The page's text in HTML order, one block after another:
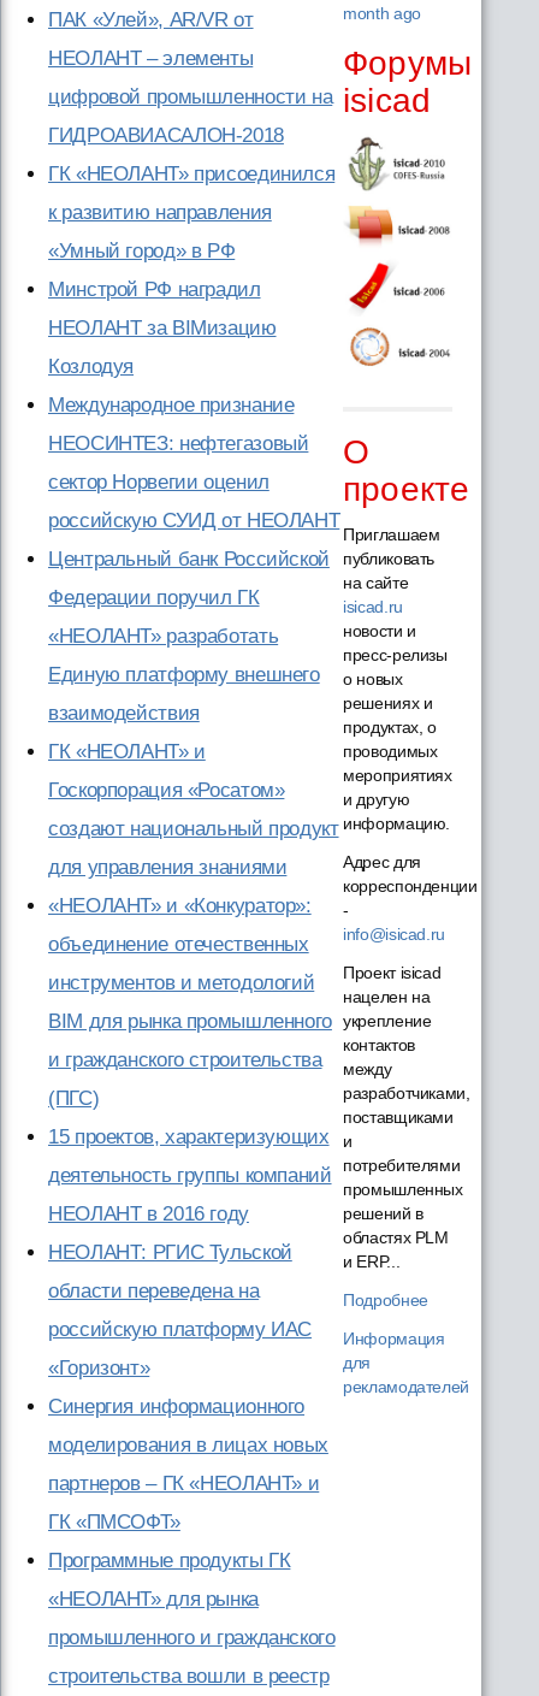
ПАК «Улей», AR/VR от
НЕОЛАНТ – элементы
цифровой промышленности на
ГИДРОАВИАСАЛОН-2018
ГК «НЕОЛАНТ» присоединился
к развитию направления
«Умный город» в РФ
Минстрой РФ наградил
НЕОЛАНТ за BIMизацию
Козлодуя
Международное признание
НЕОСИНТЕЗ: нефтегазовый
сектор Норвегии оценил
российскую СУИД от НЕОЛАНТ
Центральный банк Российской
Федерации поручил ГК
«НЕОЛАНТ» разработать
Единую платформу внешнего
взаимодействия
ГК «НЕОЛАНТ» и
Госкорпорация «Росатом»
создают национальный продукт
для управления знаниями
«НЕОЛАНТ» и «Конкуратор»:
объединение отечественных
инструментов и методологий
BIM для рынка промышленного
и гражданского строительства
(ПГС)
15 проектов, характеризующих
деятельность группы компаний
НЕОЛАНТ в 2016 году
НЕОЛАНТ: РГИС Тульской
области переведена на
российскую платформу ИАС
«Горизонт»
Синергия информационного
моделирования в лицах новых
партнеров – ГК «НЕОЛАНТ» и
ГК «ПМСОФТ»
Программные продукты ГК
«НЕОЛАНТ» для рынка
промышленного и гражданского
строительства вошли в реестр
month ago
Форумы
isicad
О
проекте
Приглашаем
публиковать
на сайте
isicad.ru
новости и
пресс-релизы
о новых
решениях и
продуктах, о
проводимых
мероприятиях
и другую
информацию.
Адрес для
корреспонденции
-
info@isicad.ru
Проект isicad
нацелен на
укрепление
контактов
между
разработчиками,
поставщиками
и
потребителями
промышленных
решений в
областях PLM
и ERP...
Подробнее
Информация
для
рекламодателей